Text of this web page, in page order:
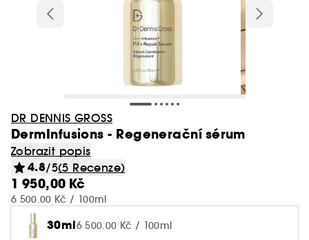
DR DENNIS GROSS
DermInfusions - Regenerační sérum
Zobrazit popis
4.8/5(5 Recenze)
1 950,00 Kč
6 500.00 Kč / 100ml
30ml6 500.00 Kč / 100ml